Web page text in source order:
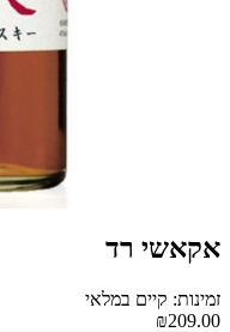
אקאשי רד
זמינות: קיים במלאי
₪209.00